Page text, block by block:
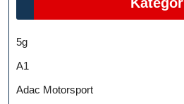
5g
A1
Adac Motorsport